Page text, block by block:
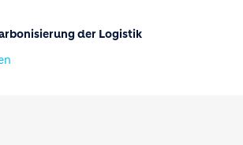
der Logistik